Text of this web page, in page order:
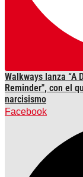
Walkways lanza “A
Reminder", con el
narcisismo
Facebook